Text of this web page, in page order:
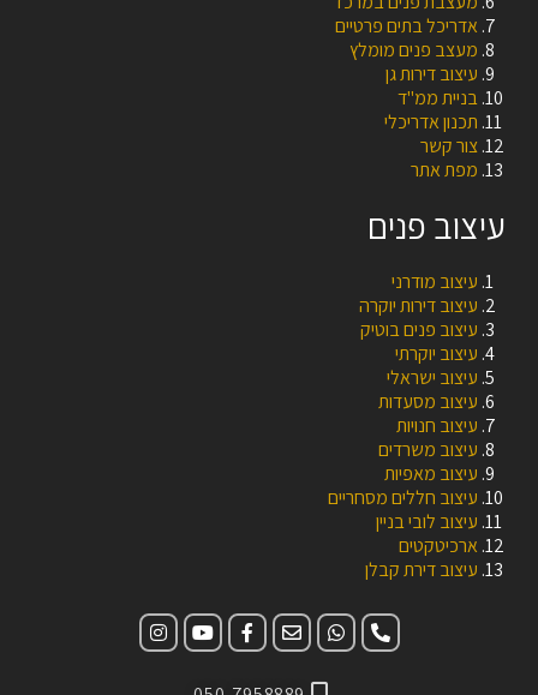
אדריכל בתים פרטיים
מעצב פנים מומלץ
עיצוב דירות גן
בניית ממ"ד
תכנון אדריכלי
צור קשר
מפת אתר
עיצוב פנים
עיצוב מודרני
עיצוב דירות יוקרה
עיצוב פנים בוטיק
עיצוב יוקרתי
עיצוב ישראלי
עיצוב מסעדות
עיצוב חנויות
עיצוב משרדים
עיצוב מאפיות
עיצוב חללים מסחריים
עיצוב לובי בניין
ארכיטקטים
עיצוב דירת קבלן